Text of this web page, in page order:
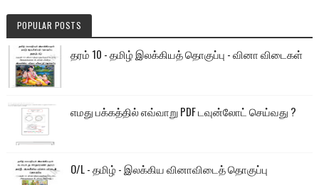
POPULAR POSTS
தரம் 10 - தமிழ் இலக்கியத் தொகுப்பு - வினா விடைகள்
எமது பக்கத்தில் எவ்வாறு PDF டவுன்லோட் செய்வது ?
O/L - தமிழ் - இலக்கிய வினாவிடைத் தொகுப்பு